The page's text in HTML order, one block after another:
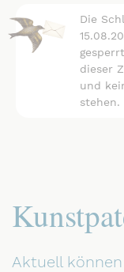
Die
dieser
und
stehen.
Aktuell